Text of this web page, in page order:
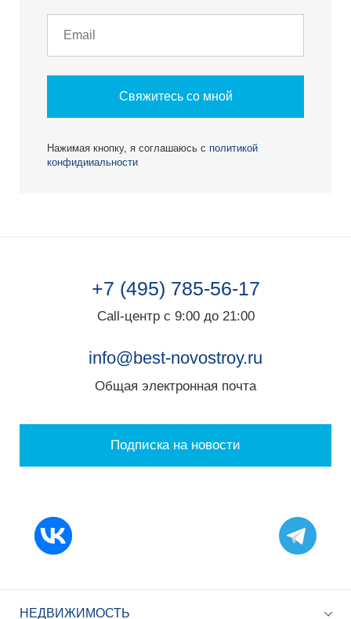
Свяжитесь со мной
Нажимая кнопку, я соглашаюсь с политикой
конфидииальности
+7 (495) 785-56-17
Call-центр с 9:00 до 21:00
info@best-novostroy.ru
Общая электронная почта
Подписка на новости
НЕДВИЖИМОСТЬ